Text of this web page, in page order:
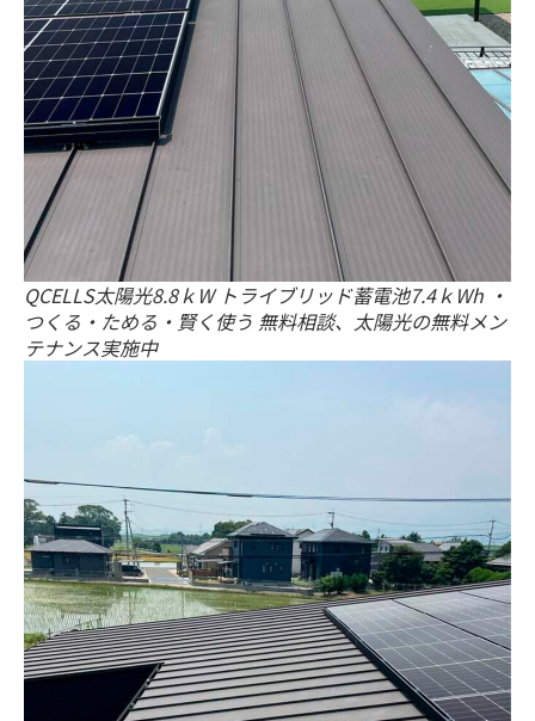
QCELLS太陽光8.8ｋW トライブリッド蓄電池7.4ｋWh ・
つくる・ためる・賢く使う 無料相談、太陽光の無料メン
テナンス実施中